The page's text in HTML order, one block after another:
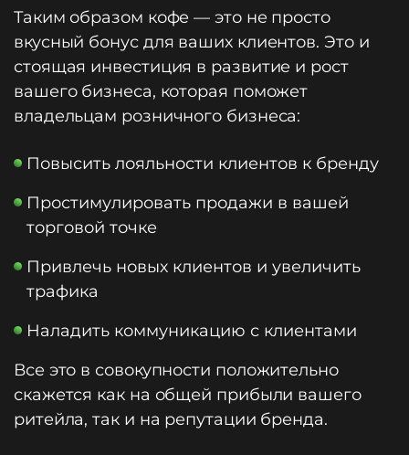
Таким образом кофе — это не просто
вкусный бонус для ваших клиентов. Это и
стоящая инвестиция в развитие и рост
вашего бизнеса, которая поможет
владельцам розничного бизнеса:
Повысить лояльности клиентов к бренду
Простимулировать продажи в вашей
торговой точке
Привлечь новых клиентов и увеличить
трафика
Наладить коммуникацию с клиентами
Все это в совокупности положительно
скажется как на общей прибыли вашего
ритейла, так и на репутации бренда.